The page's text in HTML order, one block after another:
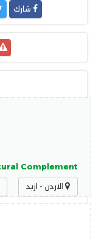
شارك
Complement
الاردن - اربد